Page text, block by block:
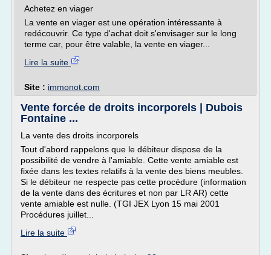
Achetez en viager
La vente en viager est une opération intéressante à
redécouvrir. Ce type d'achat doit s'envisager sur le long
terme car, pour être valable, la vente en viager...
Lire la suite
Site : immonot.com
Vente forcée de droits incorporels | Dubois
Fontaine ...
La vente des droits incorporels
Tout d'abord rappelons que le débiteur dispose de la
possibilité de vendre à l'amiable. Cette vente amiable est
fixée dans les textes relatifs à la vente des biens meubles.
Si le débiteur ne respecte pas cette procédure (information
de la vente dans des écritures et non par LR AR) cette
vente amiable est nulle. (TGI JEX Lyon 15 mai 2001
Procédures juillet...
Lire la suite